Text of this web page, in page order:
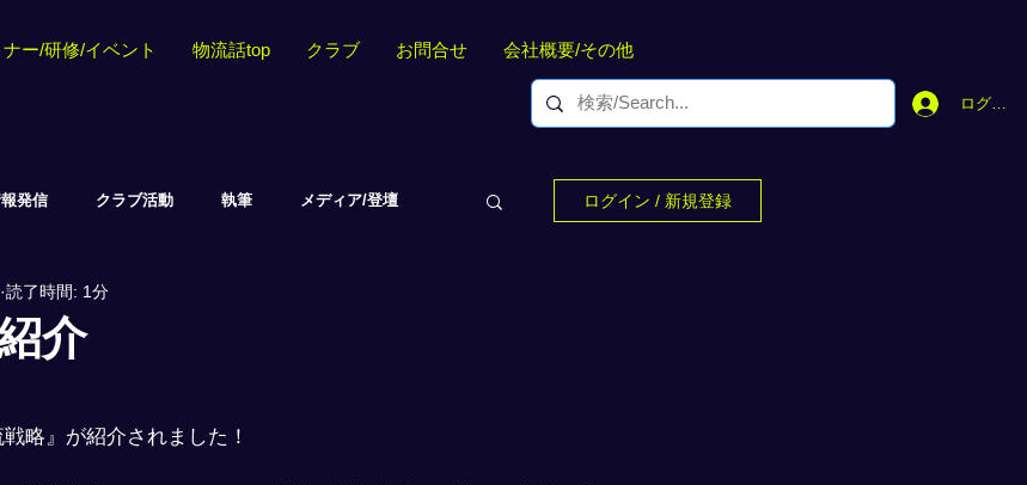
ー/研修/イベント 物流話top クラブ お問合せ 会社概要/その他
ログイン
発信 クラブ活動 執筆 メディア/登壇 ログイン / 新規登録
介
読了時間: 1分
略』が紹介されました！